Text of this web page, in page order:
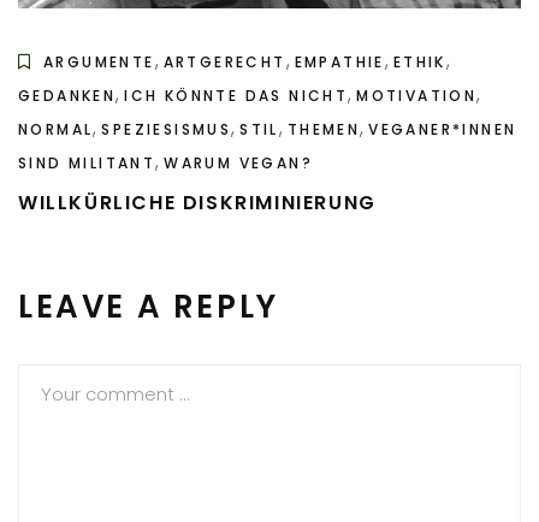
ARGUMENTE, ARTGERECHT , EMPATHIE, ETHIK,
GEDANKEN,ICH KÖNNTE DAS NICHT,MOTIVATION,
NORMAL,SPEZIESISMUS,STIL, THEMEN,VEGANER*INNEN
SIND MILITANT,WARUM VEGAN?
WILLKÜRLICHE DISKRIMINIERUNG
LEAVE A REPLY